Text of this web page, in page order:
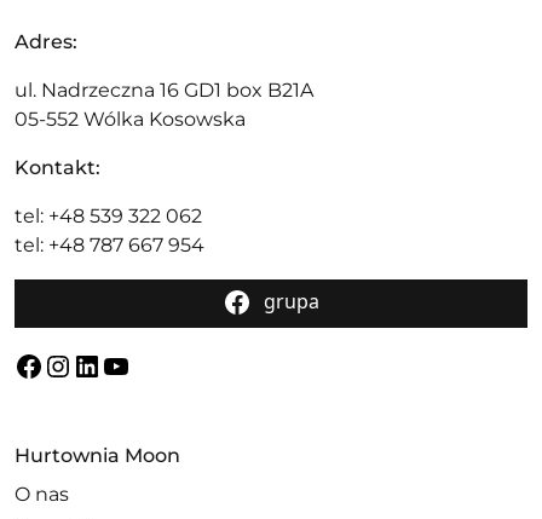
Adres:
ul. Nadrzeczna 16 GD1 box B21A
05-552 Wólka Kosowska
Kontakt:
tel: +48 539 322 062
tel: +48 787 667 954
grupa
Facebook
Instagram
LinkedIn
YouTube
Hurtownia Moon
O nas